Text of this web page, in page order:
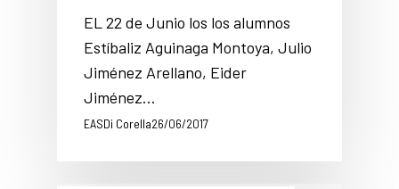
EL 22 de Junio los los alumnos
Estíbaliz Aguinaga Montoya, Julio
Jiménez Arellano, Eider
Jiménez…
EASDi Corella26/06/2017